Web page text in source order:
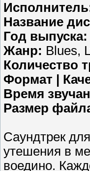
Название
Год выпуска:
Жанр: Blues,
Количество
Формат |
Время
Размер
Саундтрек
утешения в
воедино.